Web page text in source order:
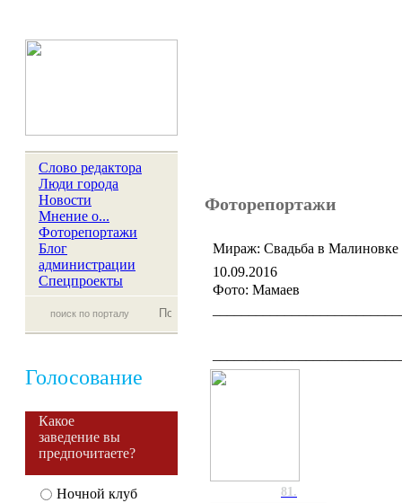
Слово редактора
Люди города
Новости
Мнение о...
Фоторепортажи
Блог
администрации
Спецпроекты
Голосование
Какое
заведение вы
предпочитаете?
Ночной клуб
Фоторепортажи
Мираж: Свадьба в Малиновке
10.09.2016
Фото: Мамаев
81.